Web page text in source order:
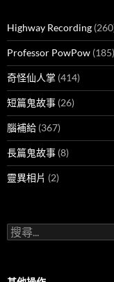
Highway Recording
Professor PowPow (185)
奇怪仙人掌 (414)
短篇鬼故事 (26)
腦補給 (367)
長篇鬼故事 (8)
靈異相片 (2)
搜
尋
字: